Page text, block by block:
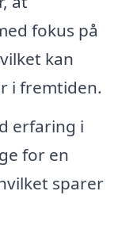
fokus på
kan
i fremtiden.
erfaring i
for en
sparer